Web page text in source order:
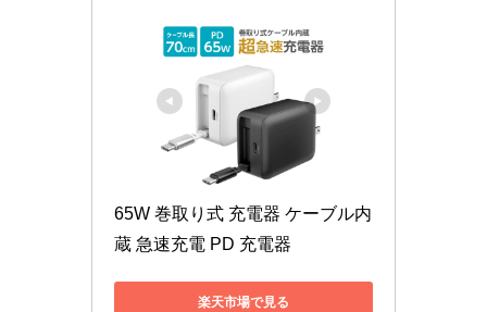
65W 巻取り式 充電器 ケーブル内
蔵 急速充電 PD 充電器
楽天市場で見る